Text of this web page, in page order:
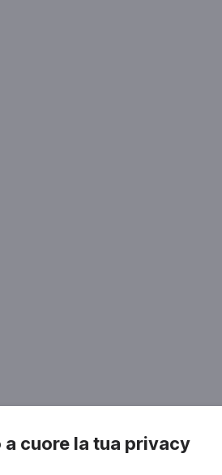
cuore la tua privacy